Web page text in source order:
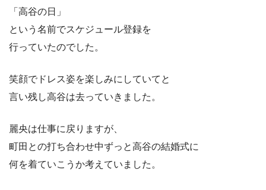
「高谷の日」
という名前でスケジュール登録を
行っていたのでした。
笑顔でドレス姿を楽しみにしていてと
言い残し高谷は去っていきました。
麗央は仕事に戻りますが、
町田との打ち合わせ中ずっと高谷の結婚式に
何を着ていこうか考えていました。